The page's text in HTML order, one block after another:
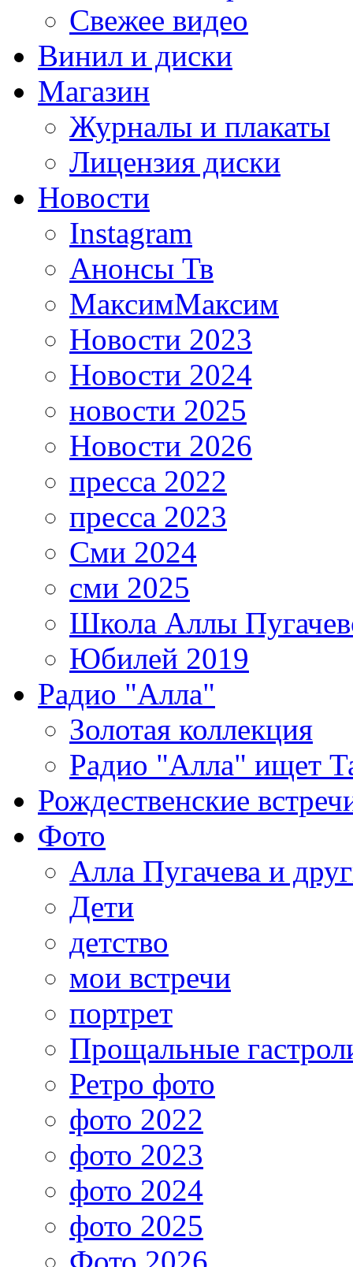
Свежее видео
Винил и диски
Магазин
Журналы и плакаты
Лицензия диски
Новости
Instagram
Анонсы Тв
МаксимМаксим
Новости 2023
Новости 2024
новости 2025
Новости 2026
пресса 2022
пресса 2023
Сми 2024
сми 2025
Школа Аллы
Юбилей 2019
Радио "Алла"
Золотая коллекция
Радио "Алла" ищет
Рождественские
Фото
Алла Пугачева и
Дети
детство
мои встречи
портрет
Прощальные
Ретро фото
фото 2022
фото 2023
фото 2024
фото 2025